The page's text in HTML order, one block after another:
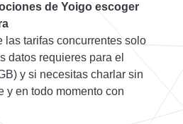
de Yoigo escoger
las tarifas concurrentes solo
datos requieres para el
y si necesitas charlar sin
y en todo momento con